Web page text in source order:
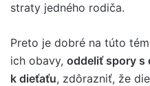
straty jedného rodiča.
Preto je dobré na túto
ich obavy, oddeliť spory s
k dieťaťu, zdôrazniť, že